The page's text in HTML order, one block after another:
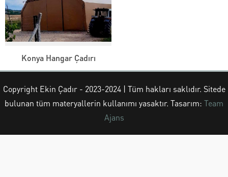
Konya Hangar Çadırı
Copyright Ekin Çadır - 2023-2024 | Tüm hakları saklıdır. Sitede
bulunan tüm materyallerin kullanımı yasaktır. Tasarım: Team
Ajans